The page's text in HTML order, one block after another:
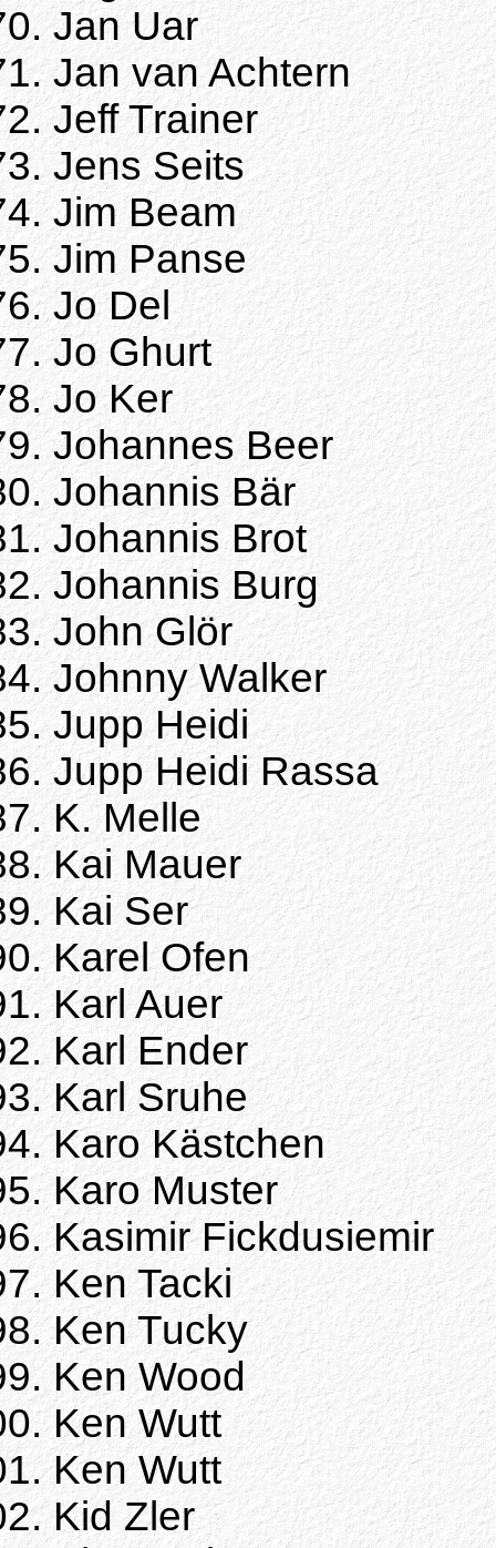
Jan Uar
Jan van Achtern
Jeff Trainer
Jens Seits
Jim Beam
Jim Panse
Jo Del
Jo Ghurt
Jo Ker
Johannes Beer
Johannis Bär
Johannis Brot
Johannis Burg
John Glör
Johnny Walker
Jupp Heidi
Jupp Heidi Rassa
K. Melle
Kai Mauer
Kai Ser
Karel Ofen
Karl Auer
Karl Ender
Karl Sruhe
Karo Kästchen
Karo Muster
Kasimir Fickdusiemir
Ken Tacki
Ken Tucky
Ken Wood
Ken Wutt
Ken Wutt
Kid Zler